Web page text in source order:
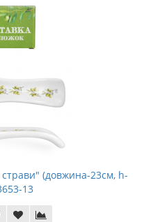
страви" (довжина-23см, h-
13